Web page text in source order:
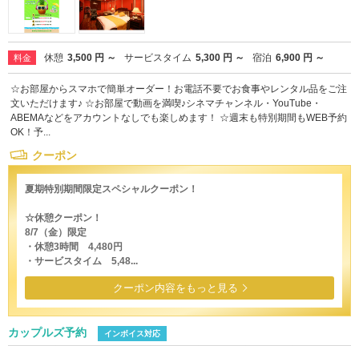
料金 休憩 3,500 円 ～ サービスタイム 5,300 円 ～ 宿泊 6,900 円 ～
☆お部屋からスマホで簡単オーダー！お電話不要でお食事やレンタル品をご注
文いただけます♪ ☆お部屋で動画を満喫♪シネマチャンネル・YouTube・
ABEMAなどをアカウントなしでも楽しめます！ ☆週末も特別期間もWEB予約
OK！予...
クーポン
夏期特別期間限定スペシャルクーポン！
☆休憩クーポン！
8/7（金）限定
・休憩3時間 4,480円
・サービスタイム 5,48...
クーポン内容をもっと見る
カップルズ予約 インボイス対応